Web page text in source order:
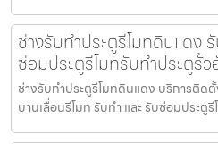
ช่างรับทำประตูรีโมทดินแดง
ซ่อมประตูรีโมทรับทำประตูรั้
ช่างรับทำประตูรีโมทดินแดง บริการติด
บานเลื่อนรีโมท รับทำ และ รับซ่อมประตู